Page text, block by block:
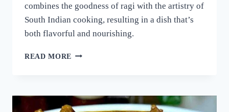
combines the goodness of ragi with the artistry of
South Indian cooking, resulting in a dish that’s
both flavorful and nourishing.
READ MORE റാഗി
രുചി
കൂടാനും